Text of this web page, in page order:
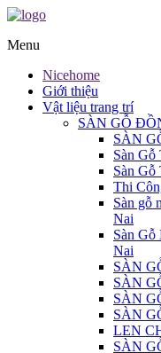
Menu
Nicehome
Giới thiệu
Vật liệu trang trí
SÀN GỖ
SÀN
Sàn
Sàn
Thi
Sàn gỗ
Nai
Sàn
Nai
SÀN
SÀN
SÀN
SÀN
LEN
SÀN